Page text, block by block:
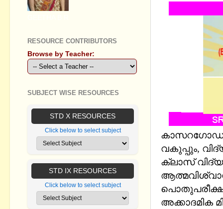
കാസറഗോഡ്‌
വകുപ്പും,
ക്ലാസ്‌
അക്കാദമിക
RESOURCE CONTRIBUTORS
Browse by Teacher:
SUBJECT WISE RESOURCES
STD X RESOURCES
Click below to select subject
STD IX RESOURCES
Click below to select subject